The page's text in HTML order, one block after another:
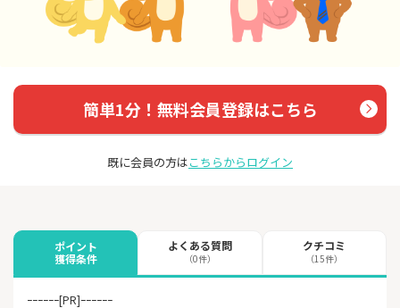
簡単1分！無料会員登録はこちら
既に会員の方はこちらからログイン
ポイント
獲得条件
よくある質問
（0件）
クチコミ
（15件）
ｰｰｰｰｰｰ[PR]ｰｰｰｰｰｰ